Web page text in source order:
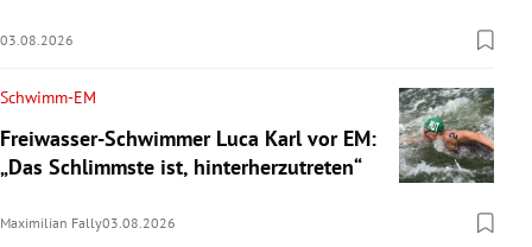
03.08.2026
Schwimm-EM
Freiwasser-Schwimmer Luca Karl vor EM:
„Das Schlimmste ist, hinterherzutreten“
Maximilian Fally03.08.2026